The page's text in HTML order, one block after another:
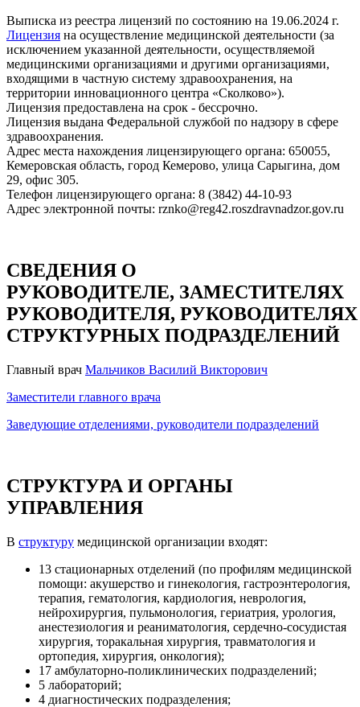
Выписка из реестра лицензий по состоянию на 19.06.2024 г.
Лицензия на осуществление медицинской деятельности (за
исключением указанной деятельности, осуществляемой
медицинскими организациями и другими организациями,
входящими в частную систему здравоохранения, на
территории инновационного центра «Сколково»).
Лицензия предоставлена на срок - бессрочно.
Лицензия выдана Федеральной службой по надзору в сфере
здравоохранения.
Адрес места нахождения лицензирующего органа: 650055,
Кемеровская область, город Кемерово, улица Сарыгина, дом
29, офис 305.
Телефон лицензирующего органа: 8 (3842) 44-10-93
Адрес электронной почты: rznko@reg42.roszdravnadzor.gov.ru
СВЕДЕНИЯ О
РУКОВОДИТЕЛЕ, ЗАМЕСТИТЕЛЯХ
РУКОВОДИТЕЛЯ, РУКОВОДИТЕЛЯХ
СТРУКТУРНЫХ ПОДРАЗДЕЛЕНИЙ
Главный врач Мальчиков Василий Викторович
Заместители главного врача
Заведующие отделениями, руководители подразделений
СТРУКТУРА И ОРГАНЫ
УПРАВЛЕНИЯ
В структуру медицинской организации входят:
13 стационарных отделений (по профилям медицинской
помощи: акушерство и гинекология, гастроэнтерология,
терапия, гематология, кардиология, неврология,
нейрохирургия, пульмонология, гериатрия, урология,
анестезиология и реаниматология, сердечно-сосудистая
хирургия, торакальная хирургия, травматология и
ортопедия, хирургия, онкология);
17 амбулаторно-поликлинических подразделений;
5 лабораторий;
4 диагностических подразделения;